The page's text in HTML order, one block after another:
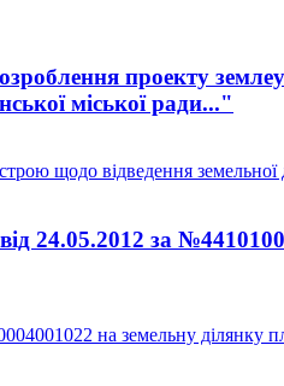
проекту
міської ради..."
щодо відведення земельної
24.05.2012 за
на земельну ділянку